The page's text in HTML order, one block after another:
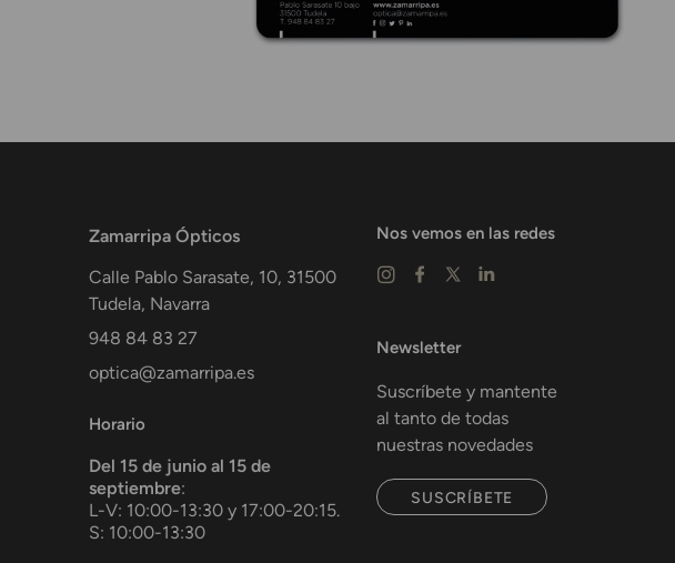
Zamarripa Ópticos
Calle Pablo Sarasate, 10, 31500
Tudela, Navarra
948 84 83 27
optica@zamarripa.es
Horario
Del 15 de junio al 15 de
septiembre:
L-V: 10:00-13:30 y 17:00-20:15.
S: 10:00-13:30
Nos vemos en las redes
Newsletter
Suscríbete y mantente
al tanto de todas
nuestras novedades
SUSCRÍBETE